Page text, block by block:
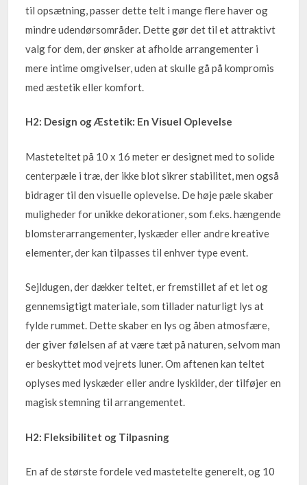
til opsætning, passer dette telt i mange flere haver og
mindre udendørsområder. Dette gør det til et attraktivt
valg for dem, der ønsker at afholde arrangementer i
mere intime omgivelser, uden at skulle gå på kompromis
med æstetik eller komfort.
H2: Design og Æstetik: En Visuel Oplevelse
Masteteltet på 10 x 16 meter er designet med to solide
centerpæle i træ, der ikke blot sikrer stabilitet, men også
bidrager til den visuelle oplevelse. De høje pæle skaber
muligheder for unikke dekorationer, som f.eks. hængende
blomsterarrangementer, lyskæder eller andre kreative
elementer, der kan tilpasses til enhver type event.
Sejldugen, der dækker teltet, er fremstillet af et let og
gennemsigtigt materiale, som tillader naturligt lys at
fylde rummet. Dette skaber en lys og åben atmosfære,
der giver følelsen af at være tæt på naturen, selvom man
er beskyttet mod vejrets luner. Om aftenen kan teltet
oplyses med lyskæder eller andre lyskilder, der tilføjer en
magisk stemning til arrangementet.
H2: Fleksibilitet og Tilpasning
En af de største fordele ved mastetelte generelt, og 10